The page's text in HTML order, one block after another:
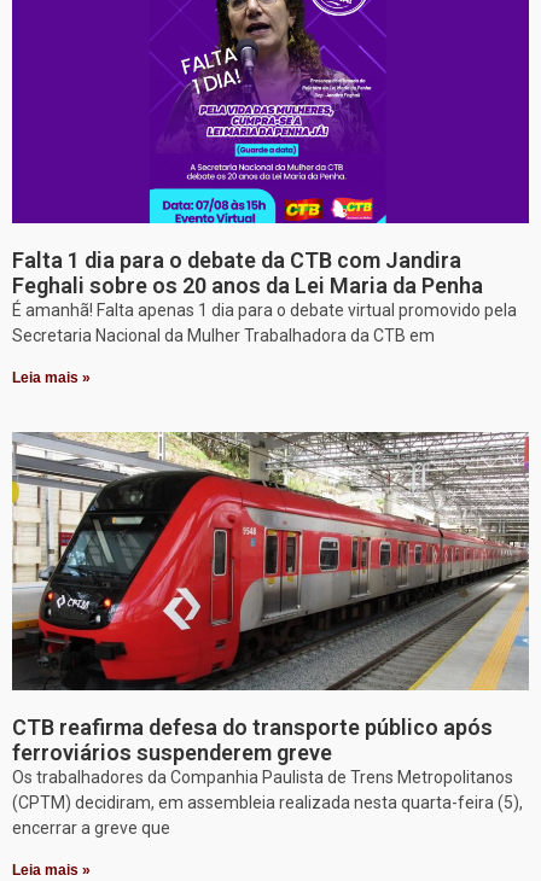
Falta 1 dia para o debate da CTB com Jandira
Feghali sobre os 20 anos da Lei Maria da Penha
É amanhã! Falta apenas 1 dia para o debate virtual promovido pela
Secretaria Nacional da Mulher Trabalhadora da CTB em
Leia mais »
CTB reafirma defesa do transporte público após
ferroviários suspenderem greve
Os trabalhadores da Companhia Paulista de Trens Metropolitanos
(CPTM) decidiram, em assembleia realizada nesta quarta-feira (5),
encerrar a greve que
Leia mais »